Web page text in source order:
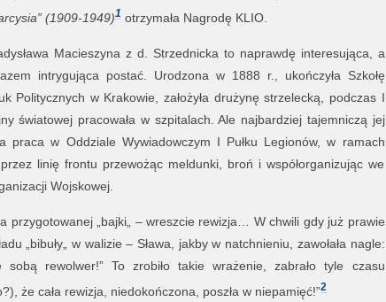
(1909-1949)1 otrzymała Nagrodę KLIO.
Macieszyna z d. Strzednicka to naprawdę interesująca, a
intrygująca postać. Urodzona w 1888 r., ukończyła Szkołę
Politycznych w Krakowie, założyła drużynę strzelecką, podczas I
światowej pracowała w szpitalach. Ale najbardziej tajemniczą jej
praca w Oddziale Wywiadowczym I Pułku Legionów, w ramach
linię frontu przewożąc meldunki, broń i współorganizując we
Wojskowej.
przygotowanej „bajki„ – wreszcie rewizja… W chwili gdy już prawie
„bibuły„ w walizie – Sława, jakby w natchnieniu, zawołała nagle:
rewolwer!” To zrobiło takie wrażenie, zabrało tyle czasu
że cała rewizja, niedokończona, poszła w niepamięć!”2